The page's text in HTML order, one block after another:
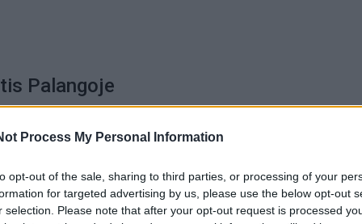
Process My Personal Information
opt-out of the sale, sharing to third parties, or processing of your
for targeted advertising by us, please use the below opt-out
selection. Please note that after your opt-out request is processed
Palangoje
bus išties karšta – „OLDMAN Parke“
erdvėje atlikėjas ruošia išskirtinę programą, kurioje
ypatingos atmosferos ir artimo ryšio su publika.